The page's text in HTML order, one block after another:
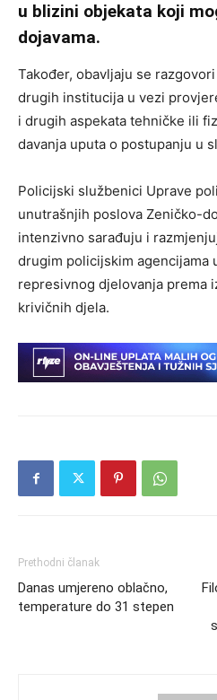
u blizini objekata koji
dojavama.
Također, obavljaju se
drugih institucija u vezi
i drugih aspekata tehničke ili
davanja uputa o postupanju u
Policijski službenici Uprave
unutrašnjih poslova Zeničko-
intenzivno sarađuju i
drugim policijskim agencijama
represivnog djelovanja prema
krivičnih djela.
Prethodni članak
Danas umjereno oblačno,
temperature do 31 stepen